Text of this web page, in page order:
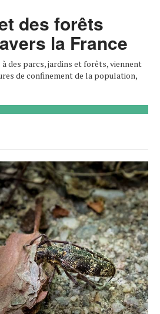
des forêts
la France
des parcs, jardins et forêts, viennent
de confinement de la population,